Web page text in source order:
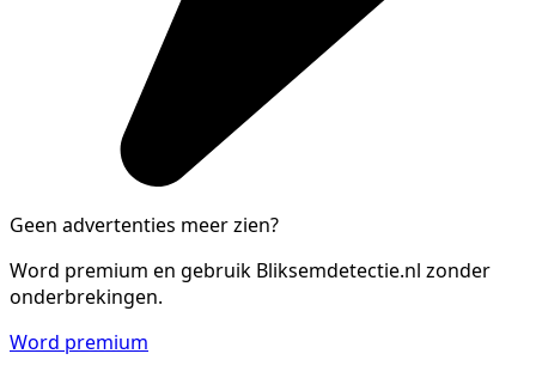
Geen advertenties meer zien?
Word premium en gebruik Bliksemdetectie.nl zonder
onderbrekingen.
Word premium